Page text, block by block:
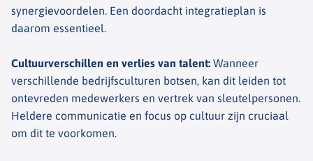
synergievoordelen. Een doordacht integratieplan is
daarom essentieel.
Cultuurverschillen en verlies van talent: Wanneer
verschillende bedrijfsculturen botsen, kan dit leiden tot
ontevreden medewerkers en vertrek van sleutelpersonen.
Heldere communicatie en focus op cultuur zijn cruciaal
om dit te voorkomen.